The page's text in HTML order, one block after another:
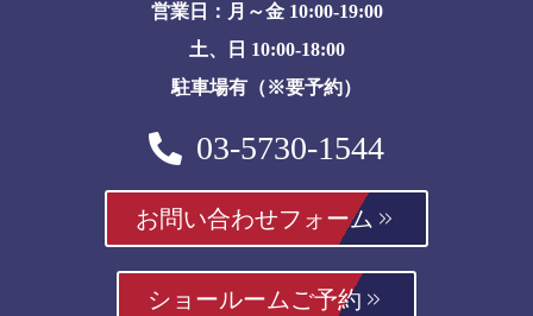
営業日：月～金 10:00-19:00
土、日 10:00-18:00
駐車場有（※要予約）
03-5730-1544
お問い合わせフォーム
ショールームご予約